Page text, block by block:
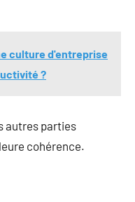
culture d'entreprise
?
autres parties
cohérence.